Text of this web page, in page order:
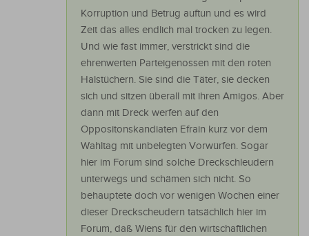
Korruption und Betrug auftun und es wird
Zeit das alles endlich mal trocken zu legen.
Und wie fast immer, verstrickt sind die
ehrenwerten Parteigenossen mit den roten
Halstüchern. Sie sind die Täter, sie decken
sich und sitzen überall mit ihren Amigos. Aber
dann mit Dreck werfen auf den
Oppositonskandiaten Efrain kurz vor dem
Wahltag mit unbelegten Vorwürfen. Sogar
hier im Forum sind solche Dreckschleudern
unterwegs und schämen sich nicht. So
behauptete doch vor wenigen Wochen einer
dieser Dreckscheudern tatsächlich hier im
Forum, daß Wiens für den wirtschaftlichen